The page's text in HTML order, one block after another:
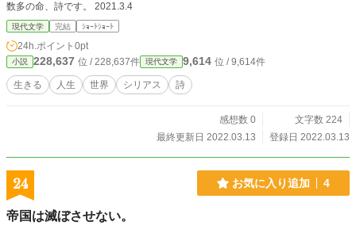
数多の命、詩です。 2021.3.4
現代文学 完結 ｼｮｰﾄｼｮｰﾄ
24h.ポイント 0pt
小説 228,637 位 / 228,637件 現代文学 9,614 位 / 9,614件
生きる 人生 世界 シリアス 詩
感想数 0
文字数 224
最終更新日 2022.03.13
登録日 2022.03.13
24 お気に入り追加 4
帝国は滅ぼさせない。